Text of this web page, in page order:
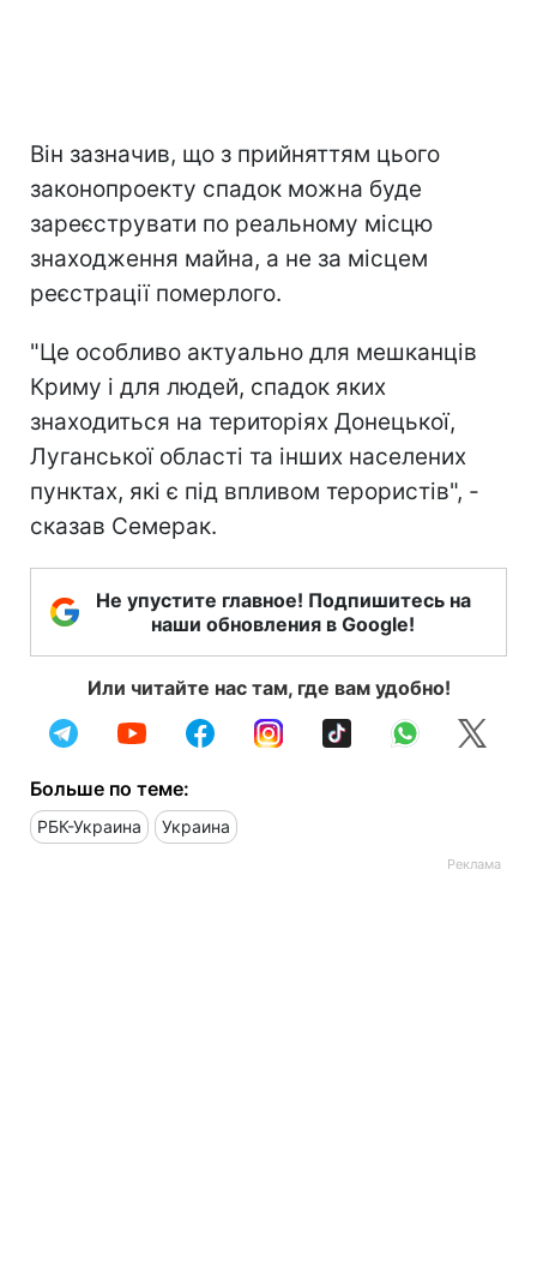
Він зазначив, що з прийняттям цього
законопроекту спадок можна буде
зареєструвати по реальному місцю
знаходження майна, а не за місцем
реєстрації померлого.
"Це особливо актуально для мешканців
Криму і для людей, спадок яких
знаходиться на територіях Донецької,
Луганської області та інших населених
пунктах, які є під впливом терористів", -
сказав Семерак.
Не упустите главное! Подпишитесь на
наши обновления в Google!
Или читайте нас там, где вам удобно!
Больше по теме:
РБК-Украина Украина